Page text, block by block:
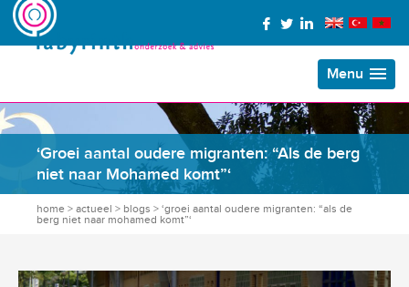
Menu
‘Groei aantal oudere migranten: “Als de berg
niet naar Mohamed komt”‘
home > actueel > blogs > ‘groei aantal oudere migranten: “als de
berg niet naar mohamed komt”‘